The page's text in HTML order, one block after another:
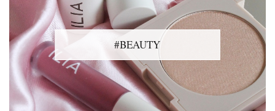
#BEAUTY